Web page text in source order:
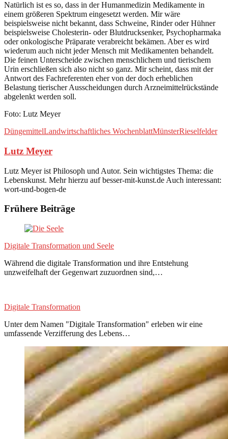
Natürlich ist es so, dass in der Humanmedizin Medikamente in
einem größeren Spektrum eingesetzt werden. Mir wäre
beispielsweise nicht bekannt, dass Schweine, Rinder oder Hühner
beispielsweise Cholesterin- oder Blutdrucksenker, Psychopharmaka
oder onkologische Präparate verabreicht bekämen. Aber es wird
wiederum auch nicht jeder Mensch mit Medikamenten behandelt.
Die feinen Unterscheide zwischen menschlichem und tierischem
Urin erschließen sich also nicht so ganz. Mir scheint, dass mit der
Antwort des Fachreferenten eher von der doch erheblichen
Belastung tierischer Ausscheidungen durch Arzneimittelrückstände
abgelenkt werden soll.
Foto: Lutz Meyer
DüngemittelLandwirtschaftliches WochenblattMünsterRieselfelder
Lutz Meyer
Lutz Meyer ist Philosoph und Autor. Sein wichtigstes Thema: die
Lebenskunst. Mehr hierzu auf besser-mit-kunst.de Auch interessant:
wort-und-bogen-de
Frühere Beiträge
Digitale Transformation und Seele
Während die digitale Transformation und ihre Entstehung
unzweifelhaft der Gegenwart zuzuordnen sind,…
Digitale Transformation
Unter dem Namen "Digitale Transformation" erleben wir eine
umfassende Verzifferung des Lebens…